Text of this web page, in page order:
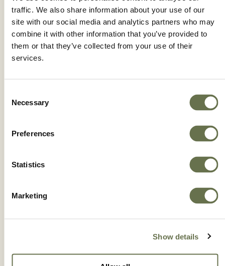
traffic. We also share information about your use of our
site with our social media and analytics partners who may
combine it with other information that you’ve provided to
them or that they’ve collected from your use of their
services.
Selection
Necessary
Preferences
Statistics
Marketing
Show details
NAIPE®